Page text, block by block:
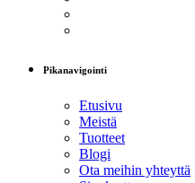
Pikanavigointi
Etusivu
Meistä
Tuotteet
Blogi
Ota meihin yhteyttä